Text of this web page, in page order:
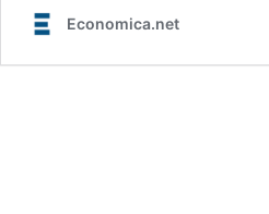
Economica.net